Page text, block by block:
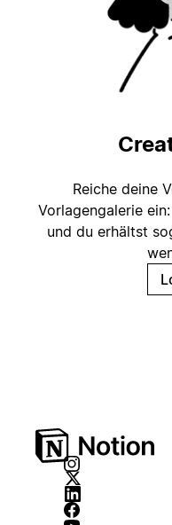
Reiche deine
Vorlagengalerie
und du erhältst